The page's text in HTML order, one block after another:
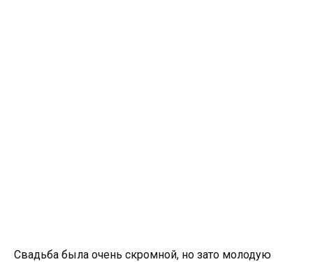
Свадьба была очень скромной, но зато молодую